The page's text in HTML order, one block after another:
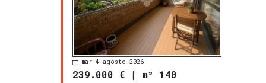
mar 4 agosto 2026
239.000 € | m² 140